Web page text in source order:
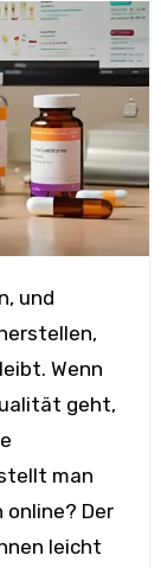
Wenn
geht,
man
Der
leicht